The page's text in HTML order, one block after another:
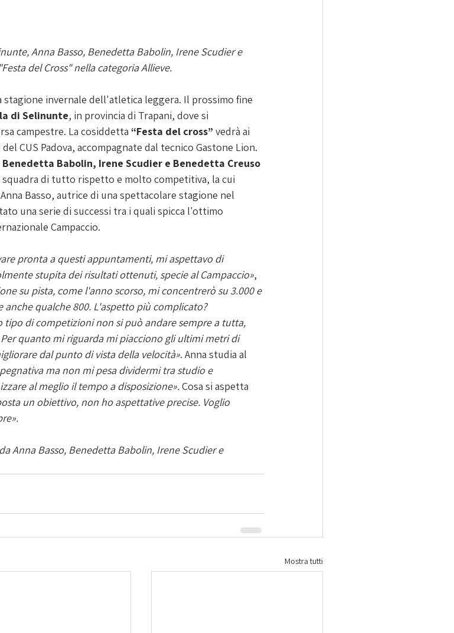
Anna Basso, Benedetta Babolin, Irene Scudier e
del Cross" nella categoria Allieve.
invernale dell'atletica leggera. Il prossimo fine
di Selinunte, in provincia di Trapani, dove si
campestre. La cosiddetta “Festa del cross” vedrà ai
CUS Padova, accompagnate dal tecnico Gastone Lion.
Benedetta Babolin, Irene Scudier e Benedetta Creuso
squadra di tutto rispetto e molto competitiva, la cui
Basso, autrice di una spettacolare stagione nel
una serie di successi tra i quali spicca l'ottimo
Campaccio.
stupita dei risultati ottenuti, specie al Campaccio»,
su pista, come l'anno scorso, mi concentrerò su 3.000 e
anche qualche 800. L'aspetto più complicato?
tipo di competizioni non si può andare sempre a tutta,
quanto mi riguarda mi piacciono gli ultimi metri di
dal punto di vista della velocità». Anna studia al
ma non mi pesa dividermi tra studio e
al meglio il tempo a disposizione». Cosa si aspetta
un obiettivo, non ho aspettative precise. Voglio
Anna Basso, Benedetta Babolin, Irene Scudier e
Mostra tutti